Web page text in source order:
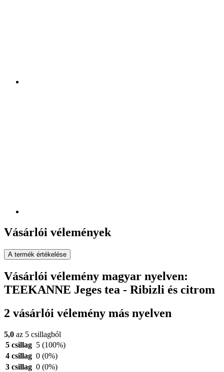
Vásárlói vélemények
A termék értékelése
Vásárlói vélemény magyar nyelven:
TEEKANNE Jeges tea - Ribizli és citrom
2 vásárlói vélemény más nyelven
5,0 az 5 csillagból
5 csillag 5 (100%)
4 csillag 0 (0%)
3 csillag 0 (0%)